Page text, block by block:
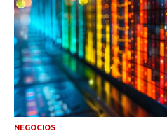
NEGOCIOS